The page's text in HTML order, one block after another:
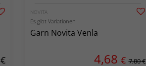
€
NOVITA
Es gibt Variationen
Garn Novita Venla
4,68 € 7,80 €